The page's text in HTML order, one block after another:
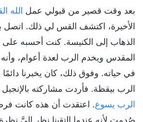
بعد وقت قصير من قبولي عمل الله
الأخيرة، اكتشف القس لي ذلك.
الذهاب إلى الكنيسة. كنت أحسبه على
المقدس ويخدم الرب لعدة أعوام،
في حياته. وفوق ذلك، كان يخبرنا
الرب بيقظة. فأردت مشاركته بالإنجيل
الرب يسوع. اعتقدت أن هذه كانت
صُدمت لأنه عندما التقينا نظر إليَّ نظرة